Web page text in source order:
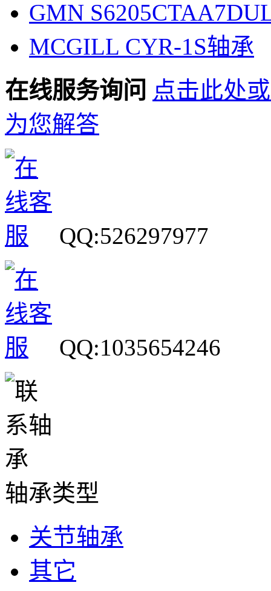
GMN
MCGILL CYR-1S轴承
在线服务询问 点击此处
为您解答
QQ:526297977
QQ:1035654246
轴承类型
关节轴承
其它